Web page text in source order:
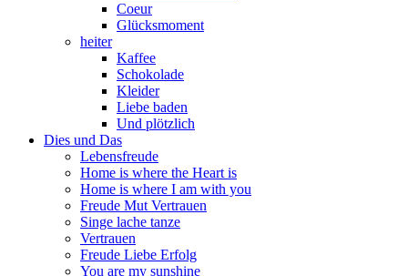
Coeur
Glücksmoment
heiter
Kaffee
Schokolade
Kleider
Liebe baden
Und plötzlich
Dies und Das
Lebensfreude
Home is where the Heart is
Home is where I am with you
Freude Mut Vertrauen
Singe lache tanze
Vertrauen
Freude Liebe Erfolg
You are my sunshine